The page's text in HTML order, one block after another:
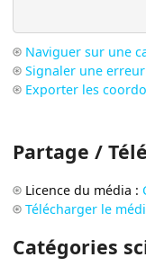
Naviguer sur une
Signaler une
Exporter les
Partage /
Licence du média :
Télécharger le
Catégories